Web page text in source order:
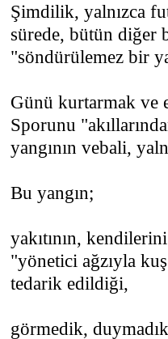
Şimdilik, yalnızca
sürede, bütün diğer
"söndürülemez bir
Günü kurtarmak ve
Sporunu
yangının vebali,
Bu yangın;
yakıtının,
"yönetici ağzıyla
tedarik edildiği,
görmedik,